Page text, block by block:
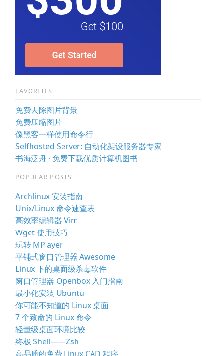
FAVORITES
免费去除图片背景
免费压缩图片
像黑客一样使用命令行
Selfhosted Server: 自动化架设服务器专家
书海泛舟 · 免费下载优质计算机图书
POPULAR POSTS
Archlinux 安装指南
Unix/Linux 命令速查表
高效率编辑器 Vim
Wget 使用技巧
玩转 MPlayer
平铺式窗口管理器 Awesome
Linux 下的桌面级杀毒软件
窗口管理器 Openbox 入门指南
最小化安装 Ubuntu
你可能不知道的 Linux 桌面
7 个致命的 Linux 命令
轻量级桌面环境比较
终极 Shell——Zsh
高品质的免费 Linux CAD 程序